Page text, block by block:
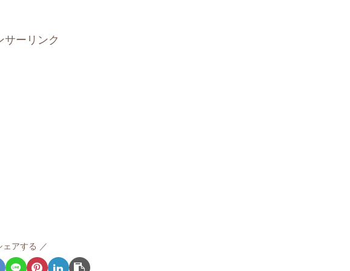
サーリンク
ェアする